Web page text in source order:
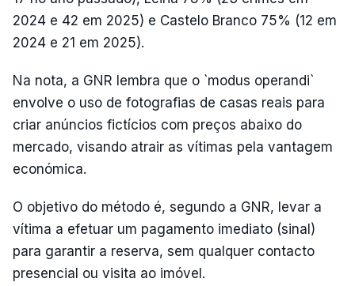
2024 e 42 em 2025) e Castelo Branco 75% (12 em
2024 e 21 em 2025).
Na nota, a GNR lembra que o `modus operandi`
envolve o uso de fotografias de casas reais para
criar anúncios fictícios com preços abaixo do
mercado, visando atrair as vítimas pela vantagem
económica.
O objetivo do método é, segundo a GNR, levar a
vítima a efetuar um pagamento imediato (sinal)
para garantir a reserva, sem qualquer contacto
presencial ou visita ao imóvel.